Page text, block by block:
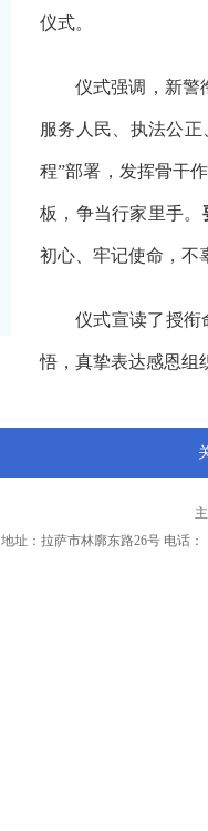
仪式。
仪式强调 ，新
服务人民、执法公
程”部署，发挥骨干
板，争当行家里手。
初心、牢记使命，不
仪式宣读了授衔
悟 ，真挚表达感恩
地址：拉萨市林廓东路26号 电话：